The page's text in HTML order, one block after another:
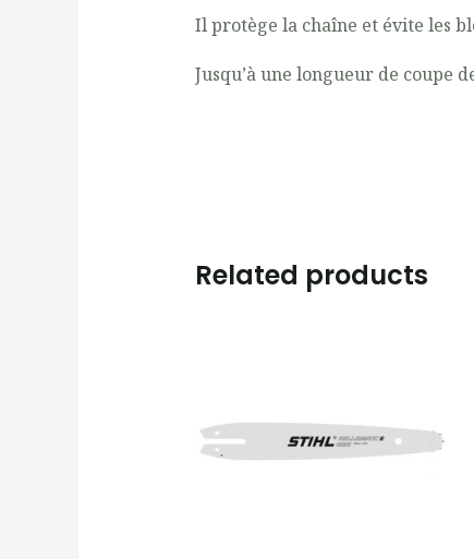
Il protège la chaîne et évite les
Jusqu’à une longueur de coupe
Related products